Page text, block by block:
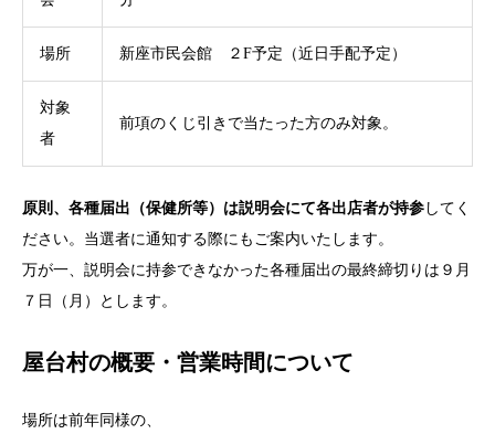
場所 新座市民会館 ２F予定（近日手配予定）
対象
者
前項のくじ引きで当たった方のみ対象。
原則、各種届出（保健所等）は説明会にて各出店者が持参 してく
ださい。当選者に通知する際にもご案内いたします。
万が一、説明会に持参できなかった各種届出の最終締切りは９月
７日（月）とします。
屋台村の概要・営業時間について
場所は前年同様の、